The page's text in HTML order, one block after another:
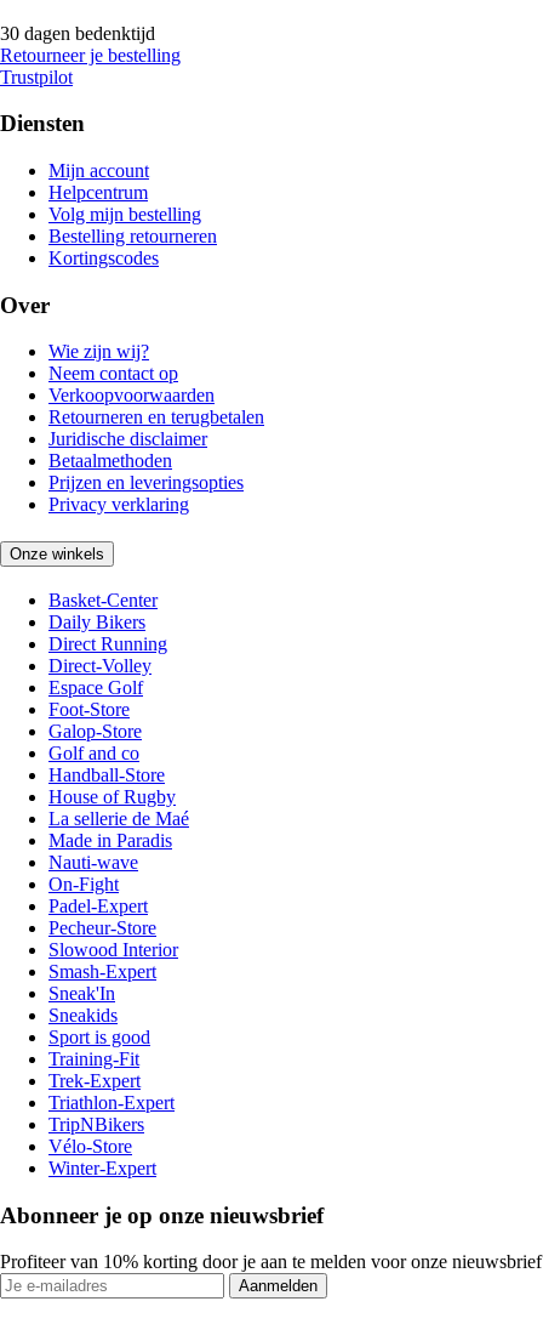
30 dagen bedenktijd
Retourneer je bestelling
Trustpilot
Diensten
Mijn account
Helpcentrum
Volg mijn bestelling
Bestelling retourneren
Kortingscodes
Over
Wie zijn wij?
Neem contact op
Verkoopvoorwaarden
Retourneren en terugbetalen
Juridische disclaimer
Betaalmethoden
Prijzen en leveringsopties
Privacy verklaring
Onze winkels
Basket-Center
Daily Bikers
Direct Running
Direct-Volley
Espace Golf
Foot-Store
Galop-Store
Golf and co
Handball-Store
House of Rugby
La sellerie de Maé
Made in Paradis
Nauti-wave
On-Fight
Padel-Expert
Pecheur-Store
Slowood Interior
Smash-Expert
Sneak'In
Sneakids
Sport is good
Training-Fit
Trek-Expert
Triathlon-Expert
TripNBikers
Vélo-Store
Winter-Expert
Abonneer je op onze nieuwsbrief
Profiteer van 10% korting door je aan te melden voor onze nieuwsbrief
Aanmelden